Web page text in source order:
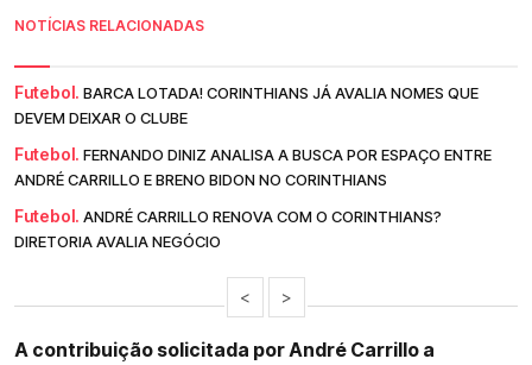
NOTÍCIAS RELACIONADAS
Futebol. BARCA LOTADA! CORINTHIANS JÁ AVALIA NOMES QUE
DEVEM DEIXAR O CLUBE
Futebol. FERNANDO DINIZ ANALISA A BUSCA POR ESPAÇO ENTRE
ANDRÉ CARRILLO E BRENO BIDON NO CORINTHIANS
Futebol. ANDRÉ CARRILLO RENOVA COM O CORINTHIANS?
DIRETORIA AVALIA NEGÓCIO
< >
A contribuição solicitada por André Carrillo a